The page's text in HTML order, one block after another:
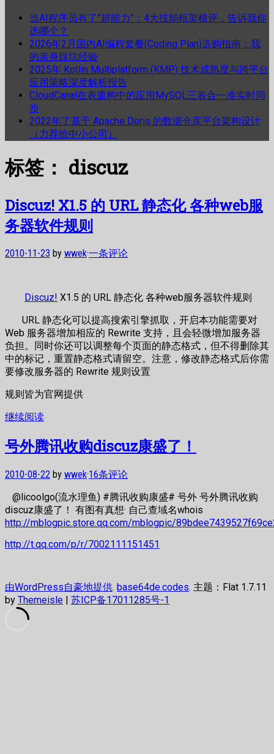
当AI程序员有了”超能力”：4大技能框架横评，告诉我你
选哪个？
2026年2月国内AI编程套餐(Coding Plan)选购指南：我
的亲身踩坑经验
2025年 Kotlin Multiplatform (KMP) 技术成熟度与跨平台
应用策略深度解析报告
CloudCanal在表重构中的应用MySQL三表合一准实时同
步
2022年了基于 Apache Doris 的数据仓库平台架构设计
（力荐给中小公司）
标签： discuz
Discuz! X1.5 的 URL 静态化 各种web服
务器软件规则
2010-11-23 by wwek·一条评论
Discuz! X1.5 的 URL 静态化 各种web服务器软件规则
URL 静态化可以提高搜索引擎抓取，开启本功能需要对
Web 服务器增加相应的 Rewrite 支持，且会轻微增加服务器
负担。同时你还可以调整每个页面的静态格式，但不得删除其
中的标记，重置静态格式请留空。注意，修改静态格式后你需
要修改服务器的 Rewrite 规则设置
规则皆为官网提供
继续阅读
号外腾讯收购discuz康盛了！
2010-08-22 by wwek·16条评论
@licoolgo(流水理鱼) #腾讯收购康盛# 号外 号外腾讯收购
discuz康盛了！ 有图有真想· 自己查域名whois
http://mblogpic.store.qq.com/mblogpic/
http://t.qq.com/p/r/7002111151451
由WordPress自豪地提供. base64de.codes. 主题：Flat 1.7.11
by Themeisle 苏ICP备17011285号-1